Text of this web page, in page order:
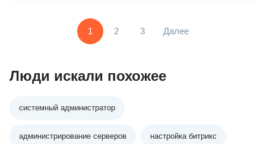
1 2 3 Далее
Люди искали похожее
системный администратор
администрирование серверов настройка битрикс